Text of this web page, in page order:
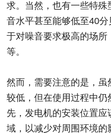
求。当然，也有一些特
音水平甚至能够低至40
于对噪音要求极高的场
等。
然而，需要注意的是，
较低，但在使用过程中
先，发电机的安装位置应
域，以减少对周围环境